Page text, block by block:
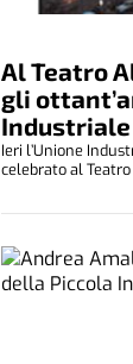
Al Teatro
gli
Industriale
Ieri l’Unione
celebrato al